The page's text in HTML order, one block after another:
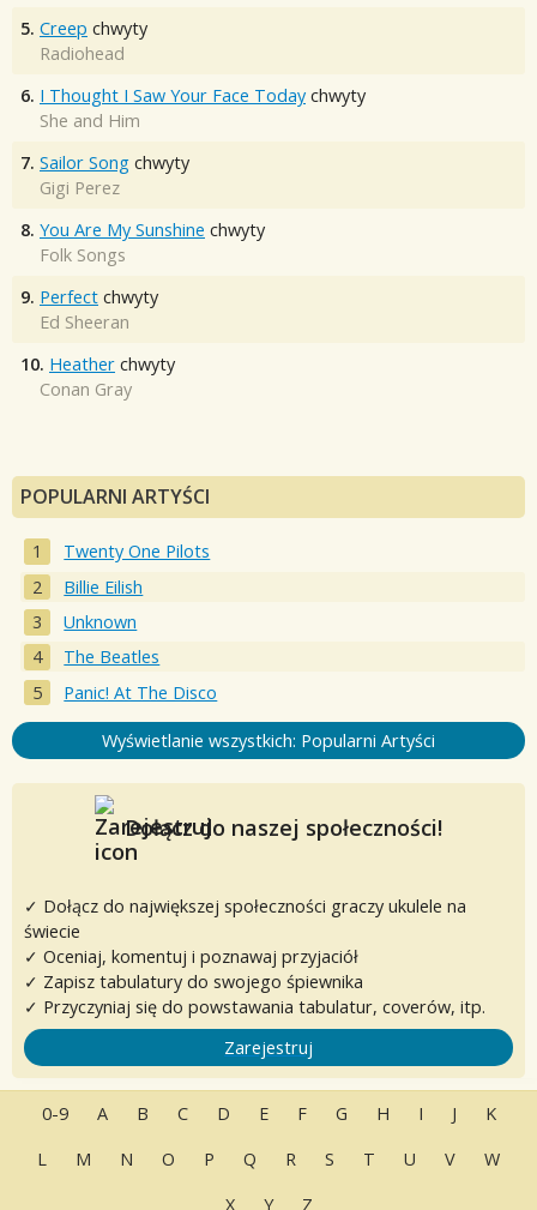
5. Creep chwyty
Radiohead
6. I Thought I Saw Your Face Today chwyty
She and Him
7. Sailor Song chwyty
Gigi Perez
8. You Are My Sunshine chwyty
Folk Songs
9. Perfect chwyty
Ed Sheeran
10. Heather chwyty
Conan Gray
POPULARNI ARTYŚCI
Twenty One Pilots
Billie Eilish
Unknown
The Beatles
Panic! At The Disco
Wyświetlanie wszystkich: Popularni Artyści
Dołącz do naszej społeczności!
✓ Dołącz do największej społeczności graczy ukulele na
świecie
✓ Oceniaj, komentuj i poznawaj przyjaciół
✓ Zapisz tabulatury do swojego śpiewnika
✓ Przyczyniaj się do powstawania tabulatur, coverów, itp.
Zarejestruj
0-9 A B C D E F G H I J
K
L
M N O P Q R S T U V
W
X
Y Z